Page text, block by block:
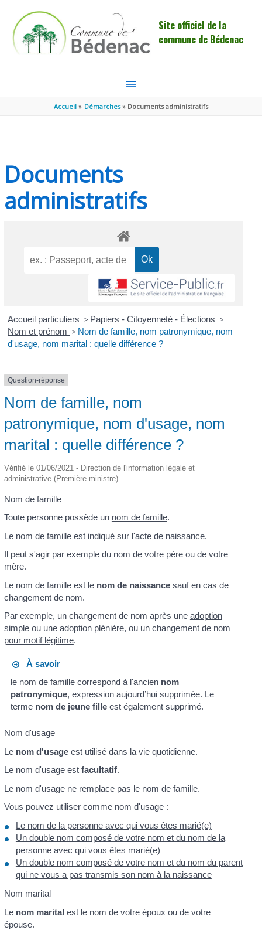
Site officiel de la
commune de Bédenac
MENU
PRINCIPAL
Accueil Démarches Documents administratifs
Documents
administratifs
Accueil particuliers > Papiers - Citoyenneté - Élections >
Nom et prénom > Nom de famille, nom patronymique, nom
d'usage, nom marital : quelle différence ?
Question-réponse
Nom de famille, nom
patronymique, nom d'usage, nom
marital : quelle différence ?
Vérifié le 01/06/2021 - Direction de l'information légale et
administrative (Première ministre)
Nom de famille
Toute personne possède un nom de famille.
Le nom de famille est indiqué sur l'acte de naissance.
Il peut s'agir par exemple du nom de votre père ou de votre
mère.
Le nom de famille est le nom de naissancesauf en cas de
changement de nom.
Par exemple, un changement de nom après une adoption
simpleou une adoption plénière, ou un changement de nom
pour motif légitime.
À savoir
le nom de famille correspond à l'ancien nom
patronymique, expression aujourd’hui supprimée. Le
terme nom de jeune fille est également supprimé.
Nom d'usage
Le nom d'usageest utilisé dans la vie quotidienne.
Le nom d'usage est facultatif.
Le nom d'usage ne remplace pas le nom de famille.
Vous pouvez utiliser comme nom d'usage :
Le nom de la personne avec qui vous êtes marié(e)
Un double nom composé de votre nom et du nom de la
personne avec qui vous êtes marié(e)
Un double nom composé de votre nom et du nom du parent
qui ne vous a pas transmis son nom à la naissance
Nom marital
Le nom marital est le nom de votre époux ou de votre
épouse.